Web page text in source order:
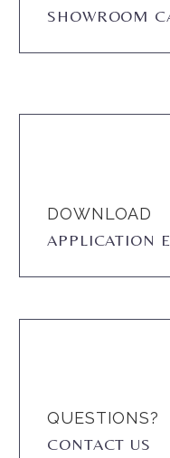
SHOWROOM
DOWNLOAD
APPLICATION
QUESTIONS?
CONTACT US